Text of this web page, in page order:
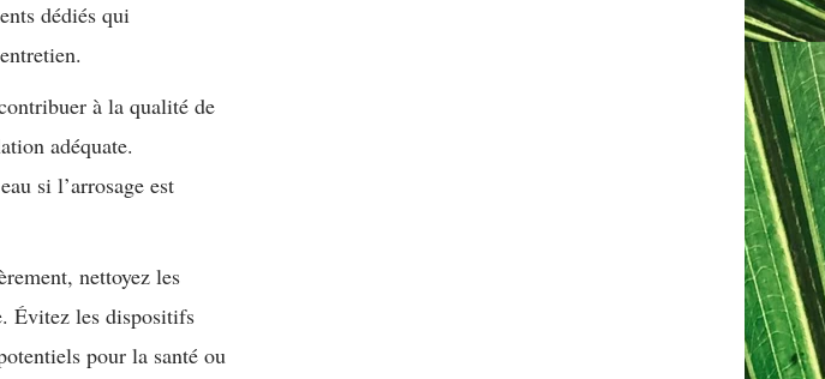
dédiés qui
à la qualité de
adéquate.
si l’arrosage est
nettoyez les
Évitez les dispositifs
pour la santé ou